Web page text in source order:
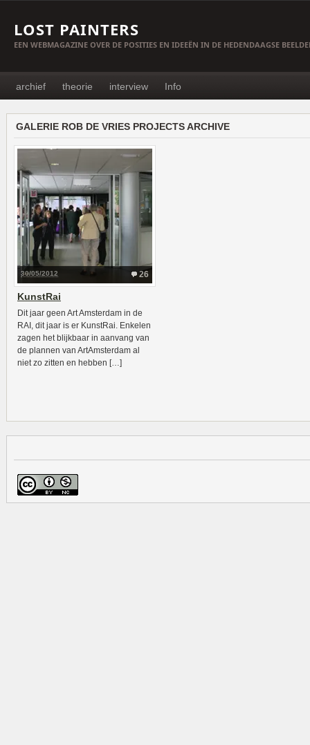
LOST PAINTERS
EEN WEBMAGAZINE OVER DE POSITIES EN IDEEËN IN DE HEDENDAAGSE
archief theorie interview Info
GALERIE ROB DE VRIES PROJECTS ARCHIVE
26
30/05/2012
KunstRai
Dit jaar geen Art Amsterdam in de
RAI, dit jaar is er KunstRai. Enkelen
zagen het blijkbaar in aanvang van
de plannen van ArtAmsterdam al
niet zo zitten en hebben […]